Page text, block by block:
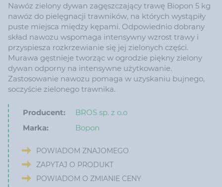
Nawóz zielony dywan zagęszczający trawę Biopon 5 kg
nawóz do pielęgnacji trawników, na których wystąpiły
puste miejsca między kępami. Odpowiednio dobrany
skład nawozu wspomaga intensywny wzrost trawy i
przyspiesza rozkrzewianie się jej zielonych części.
Murawa gęstnieje tworząc w ogrodzie piękny zielony
dywan odporny na intensywne użytkowanie.
Zastosowanie nawozu pomaga w uzyskaniu bujnego,
soczyście zielonego trawnika.
Producent:
BROS sp. z o.o
Marka:
Bopon
POWIADOM ZNAJOMEGO
ZAPYTAJ O PRODUKT
POWIADOM O ZMIANIE CENY